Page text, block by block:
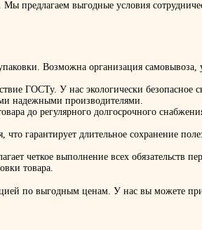
предлагаем выгодные условия
Возможна организация самовывоза,
ГОСТу. У нас экологически безопасное
надежными производителями.
до регулярного долгосрочного
гарантирует длительное сохранение
четкое выполнение всех обязательств
товара.
по выгодным ценам. У нас вы можете